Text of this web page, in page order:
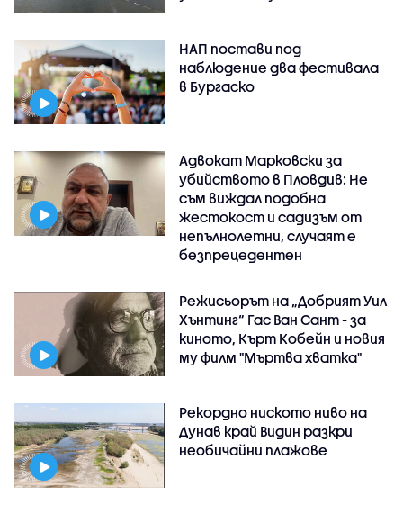
НАП постави под
наблюдение два фестивала
в Бургаско
Адвокат Марковски за
убийството в Пловдив: Не
съм виждал подобна
жестокост и садизъм от
непълнолетни, случаят е
безпрецедентен
Режисьорът на „Добрият Уил
Хънтинг“ Гас Ван Сант - за
киното, Кърт Кобейн и новия
му филм "Мъртва хватка"
Рекордно ниското ниво на
Дунав край Видин разкри
необичайни плажове